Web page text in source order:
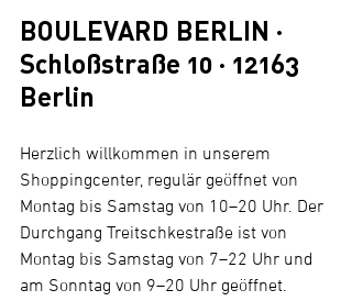
BOULEVARD BERLIN ·
Schloßstraße 10 · 12163
Berlin
Herzlich willkommen in unserem
Shoppingcenter, regulär geöffnet von
Montag bis Samstag von 10–20 Uhr. Der
Durchgang Treitschkestraße ist von
Montag bis Samstag von 7–22 Uhr und
am Sonntag von 9–20 Uhr geöffnet.